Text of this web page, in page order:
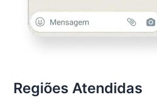
Regiões Atendidas